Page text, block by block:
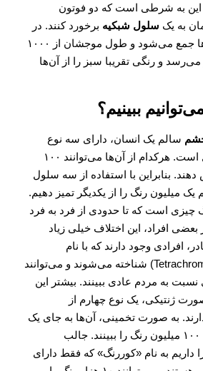
این به شرطی است که دو فوتون
به یک سلول شبکیه برخورد کنند. در
این صورت، انرژی آن‌ها جمع می‌شود و طول موجشان از ۱۰۰۰
۵۰۰ نانومتر می‌رسد و رنگی تقریبا سبز را از آن‌‌ها
ببینیم؟
سالم یک انسان، دارای سه نوع
سلول مخروطی شکل است. هرکدام از آن‌ها می‌توانند ۱۰۰
بنابراین با استفاده از سه سلول
میلیون رنگ را از یکدیگر تمیز دهیم.
چیزی است که تا حدودی از فرد به فرد
افراد، این اختلاف خیلی زیاد
افرادی وجود دارند که با نام
«تتراکرومات‌ها» (Tetrachromats) شناخته می‌شوند و می‌توانند
به مردم عادی ببینند. بیشتر این
ژنتیکی، یک نوع چهارم از
به صورت تخمینی، آن‌ها به جای یک
میلیون رنگ، می‌توانند ۱۰۰ میلیون رنگ را ببینند. جالب
داریم به نام «کوررنگ» که فقط دارای